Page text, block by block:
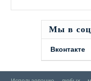
Мы в
Вконтакте